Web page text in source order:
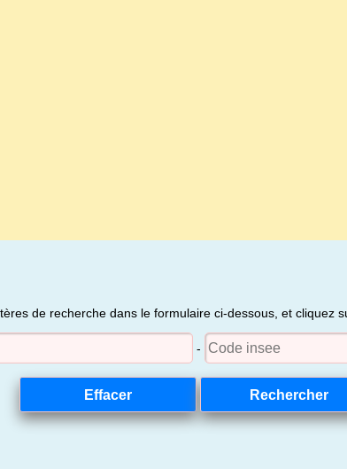
de recherche dans le formulaire ci-dessous, et cliquez
-